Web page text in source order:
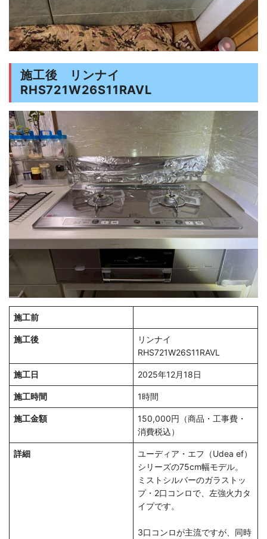
施工後 リンナイ
RHS721W26S11RAVL
施工前
施工後
リンナイ
RHS721W26S11RAVL
施工日 2025年12月18日
施工時間 1時間
施工金額
150,000円（商品・工事費・
消費税込）
詳細
ユーディア・エフ（Udea ef）
シリーズの75cm幅モデル。
ミストシルバーのガラストッ
プ・2口コンロで、左強火力タ
イプです。
3口コンロが主流ですが、同時